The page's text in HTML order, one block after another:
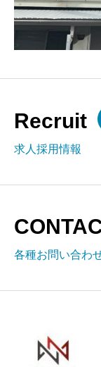
Recruit
求人採用情報
各種お問い合わ